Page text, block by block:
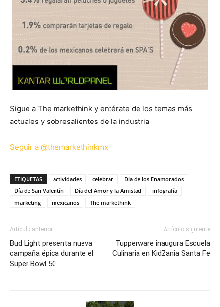
Sigue a The markethink y entérate de los temas más
actuales y sobresalientes de la industria
Seguir a @themarkethinkmx
ETIQUETAS actividades celebrar
Día de los Enamorados
Día de San Valentín
Día del Amor y la Amistad
infografía
marketing
mexicanos The markethink
Artículo anterior
Bud Light presenta nueva
campaña épica durante el
Super Bowl 50
Artículo siguiente
Tupperware inaugura Escuela
Culinaria en KidZania Santa Fe